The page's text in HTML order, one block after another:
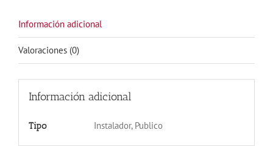
Información adicional
Valoraciones (0)
Información adicional
Tipo Instalador, Publico